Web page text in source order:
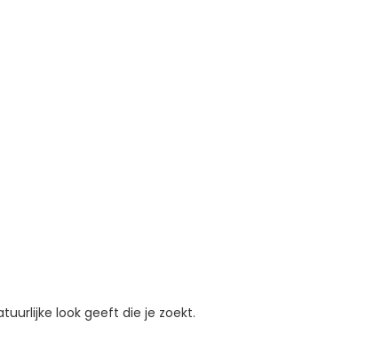
look geeft die je zoekt.